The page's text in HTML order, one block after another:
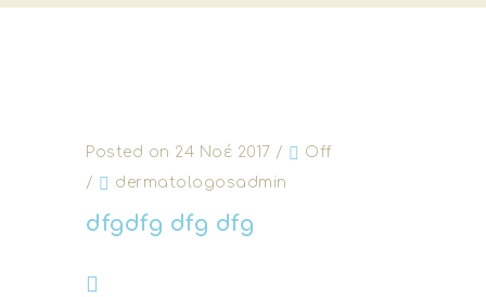
Posted on 24 Νοέ 2017 /
Off
/
dermatologosadmin
dfgdfg dfg dfg